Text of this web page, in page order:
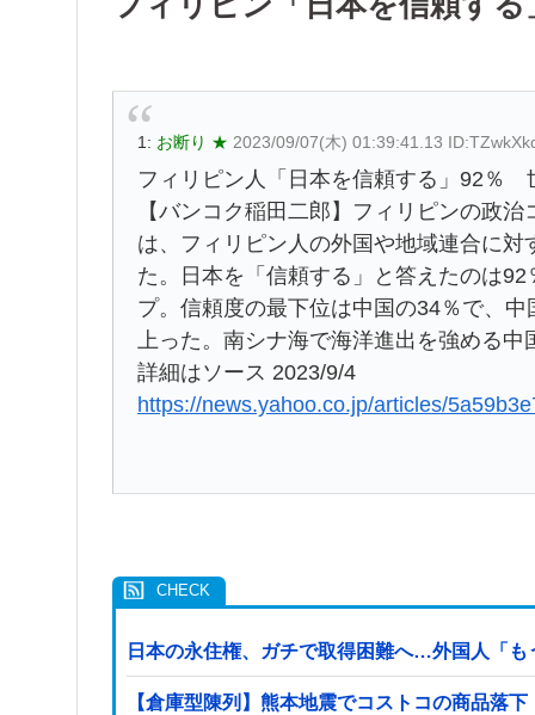
1: お断り ★ 2023/09/07(木) 01:39:41.13
フィリピン人「日本を信頼する」92％
【バンコク稲田二郎】フィリピンの政
は、フィリピン人の外国や地域連合に
た。日本を「信頼する」と答えたのは
プ。信頼度の最下位は中国の34％で、
上った。南シナ海で海洋進出を強める
詳細はソース 2023/9/4
https://news.yahoo.co.jp/articles/
日本の永住権、ガチで取得困難へ…外国人「も
【倉庫型陳列】熊本地震でコストコの商品落